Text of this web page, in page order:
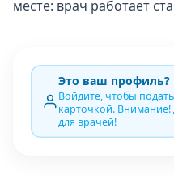
месте: врач работает
Это ваш профиль?
Войдите, чтобы
карточкой.
для врачей!